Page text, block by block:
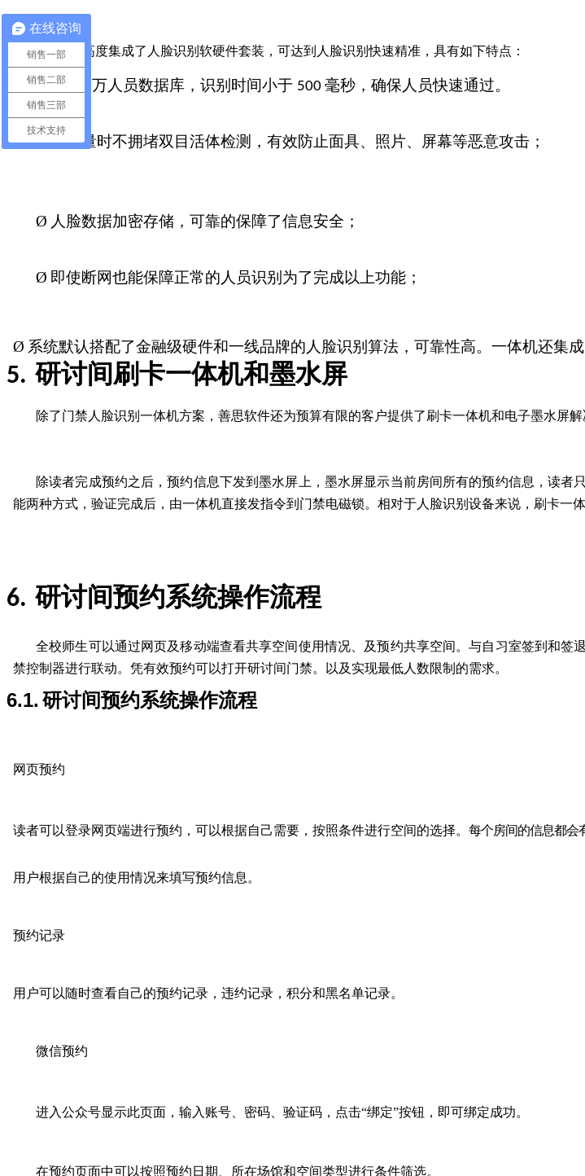
一体机高度集成了人脸识别软硬件套装，可达到人脸识别快速精准，具有如下特点：
Ø支持 万人员数据库，识别时间小于 500 毫秒，确保人员快速通过。
Ø高流量时不拥堵双目活体检测，有效防止面具、照片、屏幕等恶意攻击；
Ø 人脸数据加密存储，可靠的保障了信息安全；
Ø 即使断网也能保障正常的人员识别为了完成以上功能；
Ø 系统默认搭配了金融级硬件和一线品牌的人脸识别算法，可靠性高。一体机还集
5. 研讨间刷卡一体机和墨水屏
除了门禁人脸识别一体机方案，善思软件还为预算有限的客户提供了刷卡一体机和电子墨水屏
除读者完成预约之后，预约信息下发到墨水屏上，墨水屏显示当前房间所有的预约信息，读
能两种方式，验证完成后，由一体机直接发指令到门禁电磁锁。相对于人脸识别设备来说，刷卡一
6. 研讨间预约系统操作流程
全校师生可以通过网页及移动端查看共享空间使用情况、及预约共享空间。与自习室签到和签
禁控制器进行联动。凭有效预约可以打开研讨间门禁。以及实现最低人数限制的需求。
6.1. 研讨间预约系统操作流程
网页预约
读者可以登录网页端进行预约，可以根据自己需要，按照条件进行空间的选择。 每个房间的信息都会
用户根据自己的使用情况来填写预约信息。
预约记录
用户可以随时查看自己的预约记录，违约记录，积分和黑名单记录。
微信预约
进入公众号显示此页面，输入账号、密码、验证码，点击“绑定”按钮，即可绑定成功。
在预约页面中可以按照预约日期、所在场馆和空间类型进行条件筛选。
在线咨询
销售一部
销售二部
销售三部
技术支持